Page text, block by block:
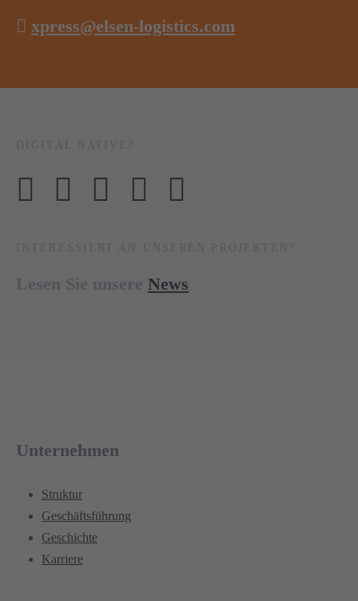
xpress@elsen-logistics.com
News
Unternehmen
Struktur
Geschäftsführung
Geschichte
Karriere